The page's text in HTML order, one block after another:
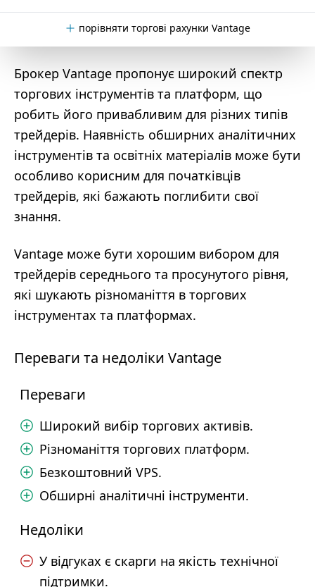
порівняти торгові рахунки Vantage
Брокер Vantage пропонує широкий спектр
торгових інструментів та платформ, що
робить його привабливим для різних типів
трейдерів. Наявність обширних аналітичних
інструментів та освітніх матеріалів може бути
особливо корисним для початківців
трейдерів, які бажають поглибити свої
знання.
Vantage може бути хорошим вибором для
трейдерів середнього та просунутого рівня,
які шукають різноманіття в торгових
інструментах та платформах.
Переваги та недоліки Vantage
Переваги
Широкий вибір торгових активів.
Різноманіття торгових платформ.
Безкоштовний VPS.
Обширні аналітичні інструменти.
Недоліки
У відгуках є скарги на якість технічної
підтримки.